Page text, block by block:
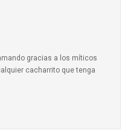
gracias a los míticos
cacharrito que tenga